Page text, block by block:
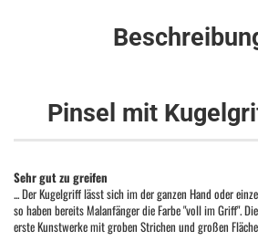
Pinsel mit
Sehr gut zu greifen
... Der Kugelgriff lässt sich im der ganzen Hand oder
so haben bereits Malanfänger die Farbe "voll im Griff".
erste Kunstwerke mit groben Strichen und großen